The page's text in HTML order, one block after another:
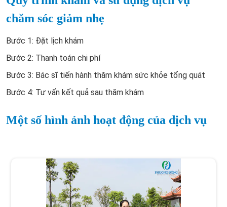
chăm sóc giảm nhẹ
Bước 1: Đặt lịch khám
Bước 2: Thanh toán chi phí
Bước 3: Bác sĩ tiến hành thăm khám sức khỏe tổng quát
Bước 4: Tư vấn kết quả sau thăm khám
Một số hình ảnh hoạt động của dịch vụ